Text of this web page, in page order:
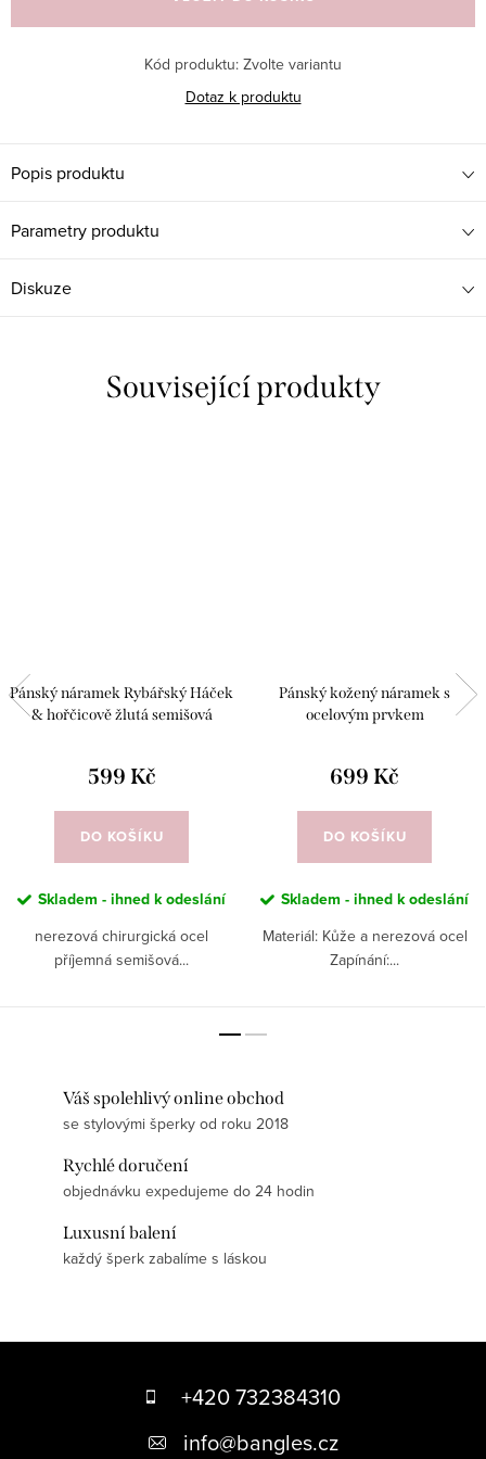
Kód produktu: Zvolte variantu
Dotaz k produktu
Popis produktu
Parametry produktu
Diskuze
Související produkty
Pánský náramek Rybářský Háček
& hořčicově žlutá semišová
599 Kč
DO KOŠÍKU
Skladem - ihned k odeslání
nerezová chirurgická ocel
příjemná semišová...
Pánský kožený náramek s
ocelovým prvkem
699 Kč
DO KOŠÍKU
Skladem - ihned k odeslání
Materiál: Kůže a nerezová ocel
Zapínání:...
Váš spolehlivý online obchod
se stylovými šperky od roku 2018
Rychlé doručení
objednávku expedujeme do 24 hodin
Luxusní balení
každý šperk zabalíme s láskou
+420 732384310
info@bangles.cz